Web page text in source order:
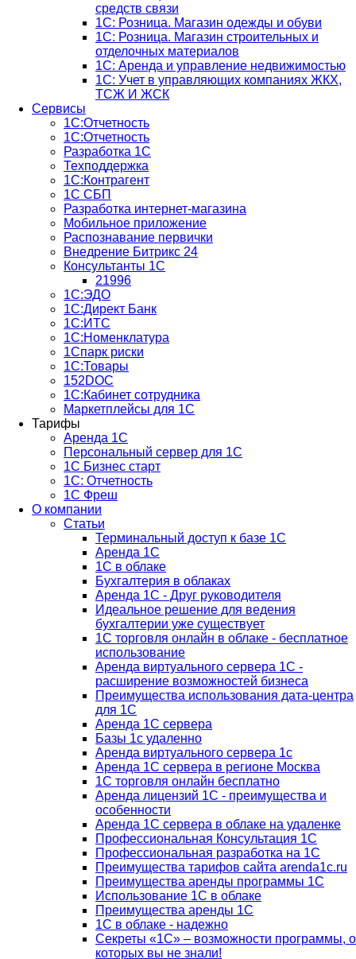
средств связи
1С: Розница. Магазин одежды и обуви
1С: Розница. Магазин строительных и
отделочных материалов
1С: Аренда и управление недвижимостью
1C: Учет в управляющих компаниях ЖКХ,
ТСЖ И ЖСК
Сервисы
1С:Отчетность
1С:Отчетность
Разработка 1С
Техподдержка
1С:Контрагент
1С СБП
Разработка интернет-магазина
Мобильное приложение
Распознавание первички
Внедрение Битрикс 24
Консультанты 1С
21996
1С:ЭДО
1С:Директ Банк
1С:ИТС
1С:Номенклатура
1Спарк риски
1С:Товары
152DOC
1С:Кабинет сотрудника
Маркетплейсы для 1С
Тарифы
Аренда 1С
Персональный сервер для 1С
1С Бизнес старт
1С: Отчетность
1C Фреш
О компании
Статьи
Терминальный доступ к базе 1С
Аренда 1С
1С в облаке
Бухгалтерия в облаках
Аренда 1С - Друг руководителя
Идеальное решение для ведения
бухгалтерии уже существует
1С торговля онлайн в облаке - бесплатное
использование
Аренда виртуального сервера 1С -
расширение возможностей бизнеса
Преимущества использования дата-центра
для 1С
Аренда 1С сервера
Базы 1с удаленно
Аренда виртуального сервера 1с
Аренда 1С сервера в регионе Москва
1С торговля онлайн бесплатно
Аренда лицензий 1С - преимущества и
особенности
Аренда 1С сервера в облаке на удаленке
Профессиональная Консультация 1С
Профессиональная разработка на 1С
Преимущества тарифов сайта arenda1c.ru
Преимущества аренды программы 1С
Использование 1С в облаке
Преимущества аренды 1С
1С в облаке - надежно
Секреты «1С» – возможности программы, о
которых вы не знали!